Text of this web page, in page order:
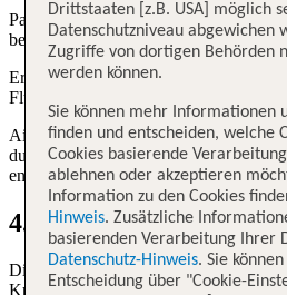
Passagiere müssen sich spätestens zu
bekanntgegebenen Zeit zum
Erscheinen sie nicht pünktlich zum
Fluggästen den reservierten Platz
Air Malta haftet nicht für Verluste oder
durch eine Nichtbeachtung der
entstehen.
4. Besondere Betreuung
Die Beförderung allein reisender
Kranker oder besonders
Drittstaaten [z.B. USA] möglich
Datenschutzniveau abgewichen
Zugriffe von dortigen Behörden
werden können.
Sie können mehr Informationen
finden und entscheiden, welche
Cookies basierende
ablehnen oder akzeptieren
Information zu den Cookies
Hinweis. Zusätzliche
basierenden Verarbeitung Ihrer
Datenschutz-Hinweis. Sie
Entscheidung über "Cookie-